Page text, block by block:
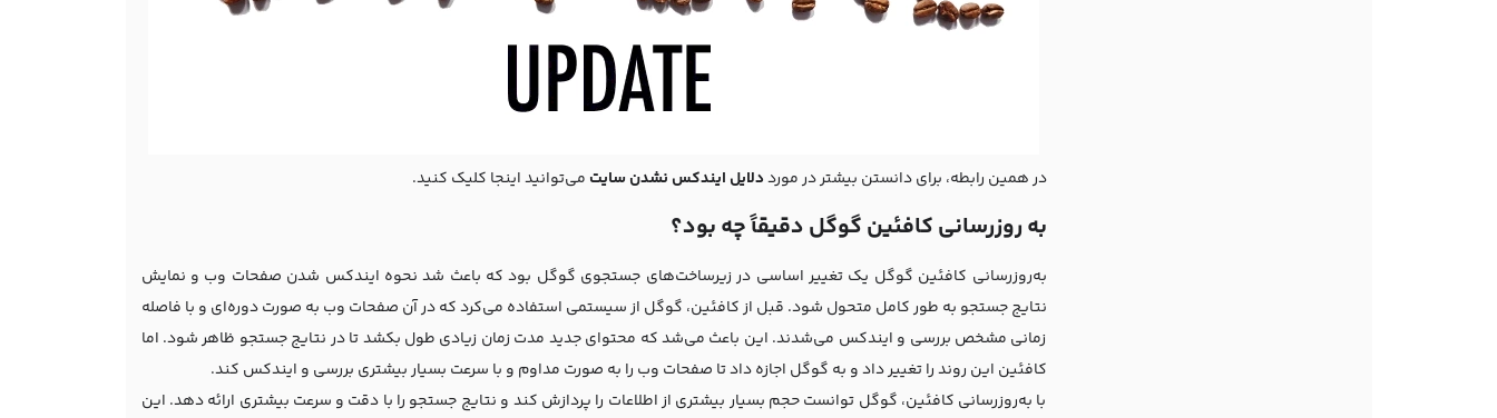
در همین رابطه، برای دانستن بیشتر در مورددلایل ایندکس نشدن سایت می‌توانید اینجا کلیک کنید.
به روزرسانی کافئین گوگل دقیقاً چه بود؟
به‌روزرسانی کافئین گوگل یک تغییر اساسی در زیرساخت‌های جستجوی گوگل بود که باعث شد نحوه ایندکس شدن صفحات وب و نمایش
نتایج جستجو به طور کامل متحول شود. قبل از کافئین، گوگل از سیستمی استفاده می‌کرد که در آن صفحات وب به صورت دوره‌ای و با فاصله
زمانی مشخص بررسی و ایندکس می‌شدند. این باعث می‌شد که محتوای جدید مدت زمان زیادی طول بکشد تا در نتایج جستجو ظاهر شود. اما
کافئین این روند را تغییر داد و به گوگل اجازه داد تا صفحات وب را به صورت مداوم و با سرعت بسیار بیشتری بررسی و ایندکس کند.
با به‌روزرسانی کافئین، گوگل توانست حجم بسیار بیشتری از اطلاعات را پردازش کند و نتایج جستجو را با دقت و سرعت بیشتری ارائه دهد. این